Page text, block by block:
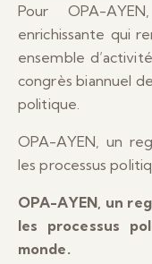
Pour OPA-
enrichissante qui
ensemble
congrès biannuel
politique.
OPA-AYEN, un
les processus
OPA-AYEN, un
les processus
monde.